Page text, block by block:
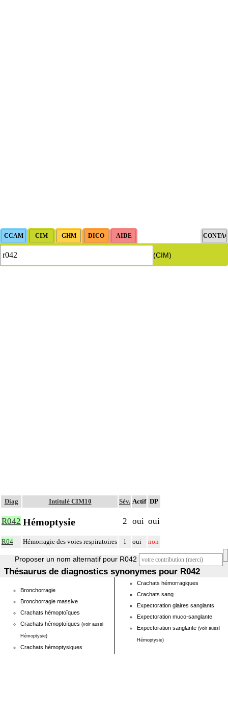
(CIM)
Diag Intitulé CIM10 Sév. Actif DP
R042 Hémoptysie 2 oui oui
R04 Hémorragie des voies respiratoires 1 oui non
Proposer un nom alternatif pour R042
Thésaurus de diagnostics synonymes pour R042
Bronchorragie
Bronchorragie massive
Crachats hémoptoïques
Crachats hémoptoïques (voir aussi
Hémoptysie)
Crachats hémoptysiques
Crachats hémorragiques
Crachats sang
Expectoration glaires sanglants
Expectoration muco-sanglante
Expectoration sanglante (voir aussi
Hémoptysie)